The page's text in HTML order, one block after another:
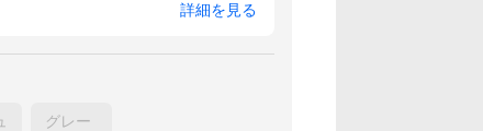
詳細を見る
グレー